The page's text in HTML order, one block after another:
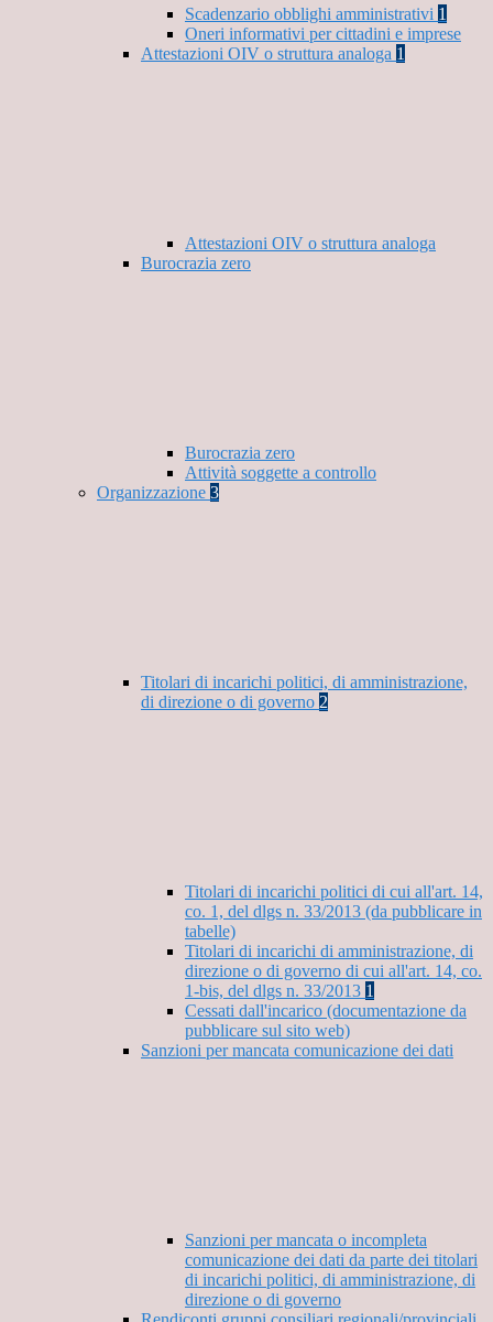
Scadenzario obblighi amministrativi 1
Oneri informativi per cittadini e imprese
Attestazioni OIV o struttura analoga 1
Attestazioni OIV o struttura analoga
Burocrazia zero
Burocrazia zero
Attività soggette a controllo
Organizzazione 3
Titolari di incarichi politici, di amministrazione,
di direzione o di governo 2
Titolari di incarichi politici di cui all'art. 14,
co. 1, del dlgs n. 33/2013 (da pubblicare in
tabelle)
Titolari di incarichi di amministrazione, di
direzione o di governo di cui all'art. 14, co.
1-bis, del dlgs n. 33/2013 1
Cessati dall'incarico (documentazione da
pubblicare sul sito web)
Sanzioni per mancata comunicazione dei dati
Sanzioni per mancata o incompleta
comunicazione dei dati da parte dei titolari
di incarichi politici, di amministrazione, di
direzione o di governo